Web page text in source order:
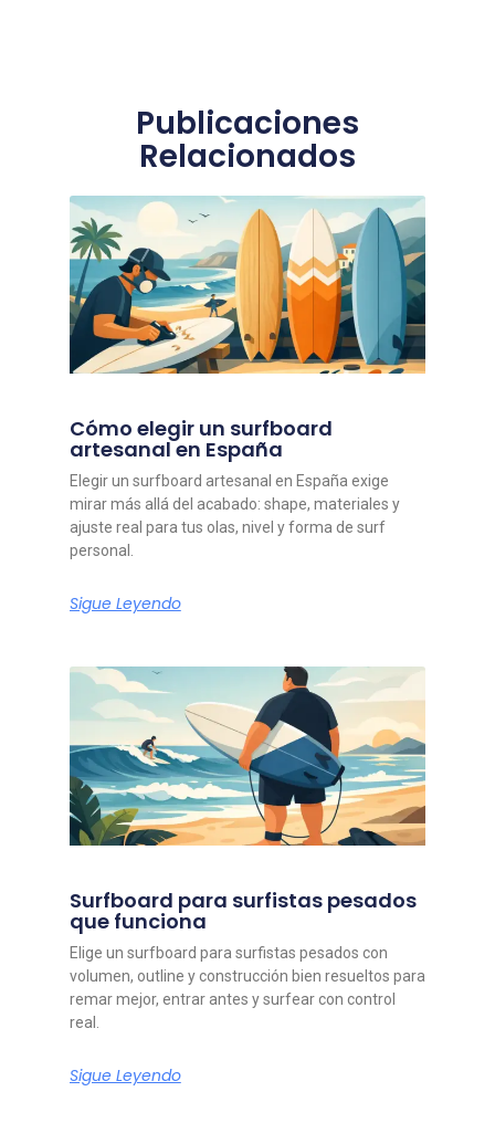
Publicaciones
Relacionados
Cómo elegir un surfboard
artesanal en España
Elegir un surfboard artesanal en España exige
mirar más allá del acabado: shape, materiales y
ajuste real para tus olas, nivel y forma de surf
personal.
Sigue Leyendo
Surfboard para surfistas pesados
que funciona
Elige un surfboard para surfistas pesados con
volumen, outline y construcción bien resueltos para
remar mejor, entrar antes y surfear con control
real.
Sigue Leyendo